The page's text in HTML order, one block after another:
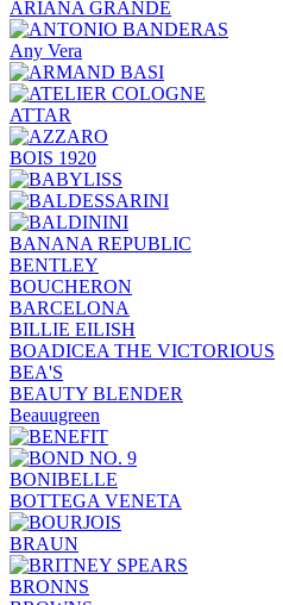
ARIANA GRANDE
Any Vera
ATTAR
BOIS 1920
BANANA REPUBLIC
BENTLEY
BOUCHERON
BARCELONA
BILLIE EILISH
BOADICEA THE VICTORIOUS
BEA'S
BEAUTY BLENDER
Beauugreen
BONIBELLE
BOTTEGA VENETA
BRAUN
BRONNS